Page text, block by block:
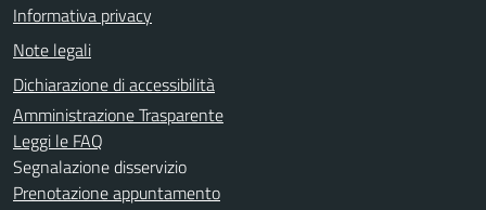
Informativa privacy
Note legali
Dichiarazione di accessibilità
Amministrazione Trasparente
Leggi le FAQ
Segnalazione disservizio
Prenotazione appuntamento